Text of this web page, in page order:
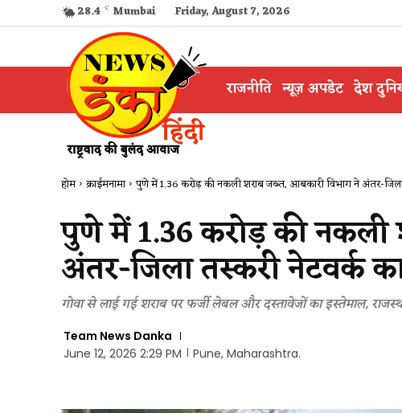
28.4 C Mumbai Friday, August 7, 2026
राजनीति न्यूज़ अपडेट देश
होम क्राईमनामा पुणे में ₹1.36 करोड़ की नकली शराब जब्त, आबकारी विभाग ने अंतर-
पुणे में ₹1.36 करोड़ की
अंतर-जिला तस्करी नेटवर्क
गोवा से लाई गई शराब पर फर्जी लेबल और दस्तावेजों का इस्तेमाल,
Team News Danka
June 12, 2026 2:29 PM
Pune, Maharashtra.